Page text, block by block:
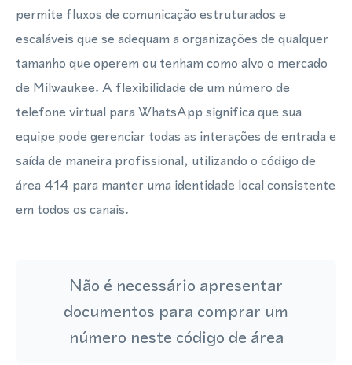
permite fluxos de comunicação estruturados e
escaláveis que se adequam a organizações de qualquer
tamanho que operem ou tenham como alvo o mercado
de Milwaukee. A flexibilidade de um número de
telefone virtual para WhatsApp significa que sua
equipe pode gerenciar todas as interações de entrada e
saída de maneira profissional, utilizando o código de
área 414 para manter uma identidade local consistente
em todos os canais.
Não é necessário apresentar
documentos para comprar um
número neste código de área